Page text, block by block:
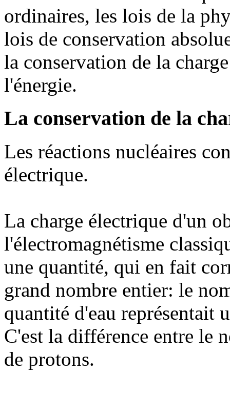
ordinaires, les lois de la
lois de conservation
la conservation de la
l'énergie.
La conservation de la
Les réactions nucléaires
électrique.
La charge électrique d'un
l'électromagnétisme
une quantité, qui en fait
grand nombre entier: le
quantité d'eau représentait
C'est la différence entre le
de protons.